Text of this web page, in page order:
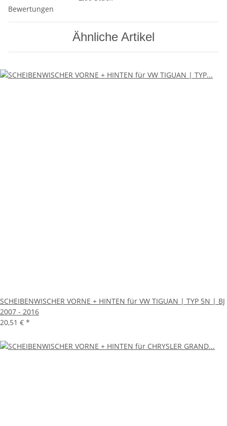
Bewertungen
Ähnliche Artikel
SCHEIBENWISCHER VORNE + HINTEN für VW TIGUAN | TYP 5N | BJ
2007 - 2016
20,51 € *